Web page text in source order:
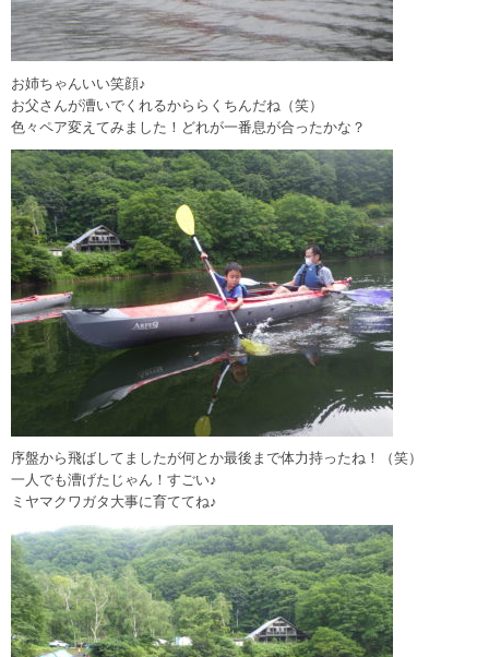
お姉ちゃんいい笑顔♪
お父さんが漕いでくれるかららくちんだね（笑）
色々ペア変えてみました！どれが一番息が合ったかな？
序盤から飛ばしてましたが何とか最後まで体力持ったね！（笑）
一人でも漕げたじゃん！すごい♪
ミヤマクワガタ大事に育ててね♪